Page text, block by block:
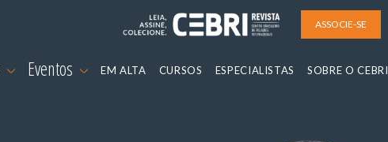
ASSOCIE-SE
Eventos EM ALTA CURSOS ESPECIALISTAS SOBRE O CEBRI